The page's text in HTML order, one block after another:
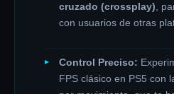
cruzado (crossplay),
con usuarios de otras
Control Preciso:
FPS clásico en PS5 con